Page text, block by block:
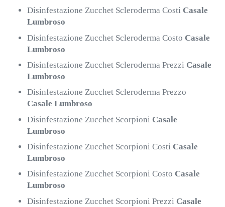
Disinfestazione Zucchet Scleroderma Costi Casale
Lumbroso
Disinfestazione Zucchet Scleroderma Costo Casale
Lumbroso
Disinfestazione Zucchet Scleroderma Prezzi Casale
Lumbroso
Disinfestazione Zucchet Scleroderma Prezzo
Casale Lumbroso
Disinfestazione Zucchet Scorpioni Casale
Lumbroso
Disinfestazione Zucchet Scorpioni Costi Casale
Lumbroso
Disinfestazione Zucchet Scorpioni Costo Casale
Lumbroso
Disinfestazione Zucchet Scorpioni Prezzi Casale